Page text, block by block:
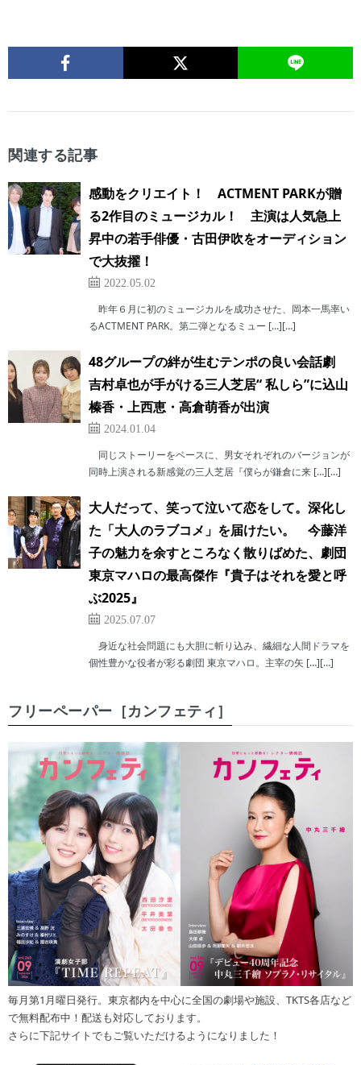
関連する記事
感動をクリエイト！ ACTMENT PARKが贈
る2作目のミュージカル！ 主演は人気急上
昇中の若手俳優・古田伊吹をオーディション
で大抜擢！
2022.05.02
昨年６月に初のミュージカルを成功させた、岡本一馬率い
るACTMENT PARK。第二弾となるミュー […][…]
48グループの絆が生むテンポの良い会話劇
吉村卓也が手がける三人芝居“ 私しら”に込山
榛香・上西恵・高倉萌香が出演
2024.01.04
同じストーリーをベースに、男女それぞれのバージョンが
同時上演される新感覚の三人芝居『僕らが鎌倉に来 […][…]
大人だって、笑って泣いて恋をして。深化し
た「大人のラブコメ」を届けたい。 今藤洋
子の魅力を余すところなく散りばめた、劇団
東京マハロの最高傑作『貴子はそれを愛と呼
ぶ2025』
2025.07.07
身近な社会問題にも大胆に斬り込み、繊細な人間ドラマを
個性豊かな役者が彩る劇団 東京マハロ。主宰の矢 […][…]
フリーペーパー［カンフェティ］
毎月第1月曜日発行。東京都内を中心に全国の劇場や施設、TKTS各店など
で無料配布中！配送も対応しております。
さらに下記サイトでもご覧いただけるようになりました！